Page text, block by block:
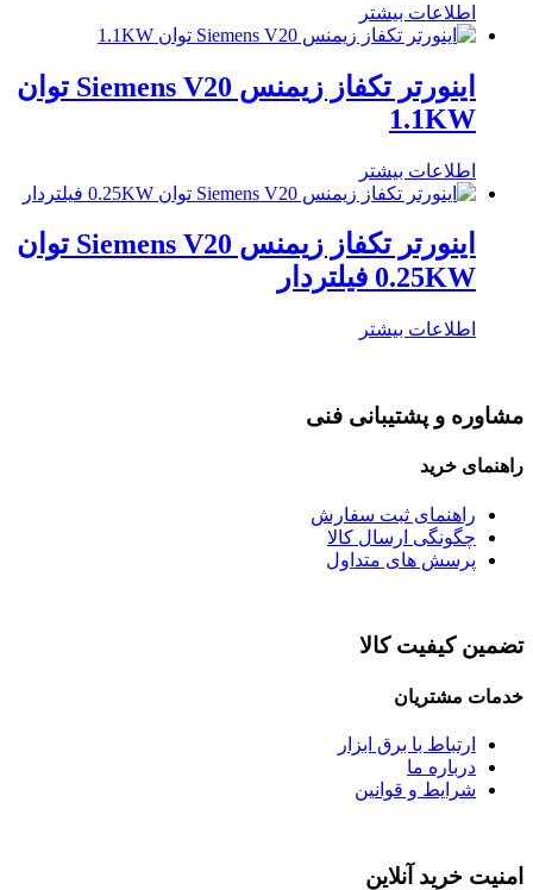
اطلاعات بیشتر
اینورتر تکفاز زیمنس Siemens V20 توان
1.1KW
اطلاعات بیشتر
اینورتر تکفاز زیمنس Siemens V20 توان
0.25KW فیلتردار
اطلاعات بیشتر
مشاوره و پشتیبانی فنی
راهنمای خرید
راهنمای ثبت سفارش
چگونگی ارسال کالا
پرسش های متداول
تضمین کیفیت کالا
خدمات مشتریان
ارتباط با برق ابزار
درباره ما
شرایط و قوانین
امنیت خرید آنلاین